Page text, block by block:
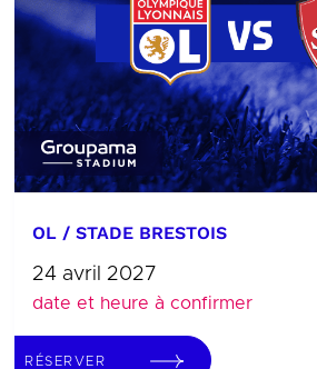
OL / STADE BRESTOIS
24 avril 2027
date et heure à confirmer
RÉSERVER